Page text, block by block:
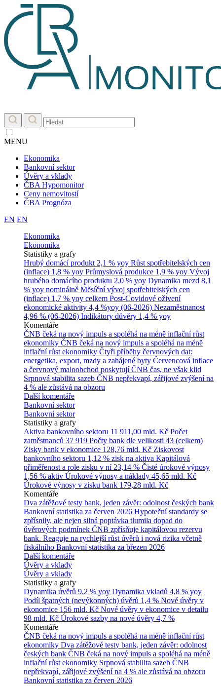
MENU
Ekonomika
Bankovní sektor
Úvěry a vklady
ČBA Hypomonitor
Ceny nemovitostí
ČBA Prognóza
EN EN
Ekonomika
Ekonomika
Statistiky a grafy
Hrubý domácí produkt 2,1 % yoy Růst spotřebitelských cen
(inflace) 1,8 % yoy Průmyslová produkce 1,9 % yoy Vývoj
hrubého domácího produktu 2,0 % yoy Dynamika mezd 8,1
% yoy nominálně Měsíční vývoj spotřebitelských cen
(inflace) 1,7 % yoy celkem Post-Covidové oživení
ekonomické aktivity 4,4 %yoy (06-2026) Nezaměstnanost
4,96 % (06-2026) Indikátory důvěry 1,4 % yoy
Komentáře
ČNB čeká na nový impuls a spoléhá na méně inflační růst
ekonomiky ČNB čeká na nový impuls a spoléhá na méně
inflační růst ekonomiky Čtyři příběhy červnových dat:
energetika, export, mzdy a zahájené byty Červencová inflace
a červnový maloobchod poskytují ČNB čas, ne však klid
Srpnová stabilita sazeb ČNB nepřekvapí, zářijové zvýšení na
4 % ale zůstává na obzoru
Další komentáře
Bankovní sektor
Bankovní sektor
Statistiky a grafy
Aktiva bankovního sektoru 11 911,00 mld. Kč Počet
zaměstnanců 37 919 Počty bank dle velikosti 43 (celkem)
Zisky bank v ekonomice 128,76 mld. Kč Ziskovost
bankovního sektoru 1,12 % zisk na aktiva Kapitálová
přiměřenost a role zisku v ní 23,14 % Čisté úrokové výnosy
1,56 % aktiv Úrokové výnosy a náklady 45,65 mld. Kč
Úrokové výnosy v zisku bank 179,28 mld. Kč
Komentáře
Dva zátěžové testy bank, jeden závěr: odolnost českých bank
Bankovní statistika za červen 2026 Hypoteční standardy se
zpřísnily, ale nejen silná poptávka tlumila dopad do
úvěrových podmínek ČNB zpřísňuje kapitálovou rezervu
bank. Reaguje na rychlejší růst úvěrů i nová rizika včetně
fiskálního Bankovní statistika za březen 2026
Další komentáře
Úvěry a vklady
Úvěry a vklady
Statistiky a grafy
Dynamika úvěrů 9,2 % yoy Dynamika vkladů 4,8 % yoy
Podíl špatných (nevýkonných) úvěrů 1,4 % Nové úvěry v
ekonomice 156 mld. Kč Nové úvěry v ekonomice v detailu
98 mld. Kč Úrokové sazby na nové úvěry 4,7 %
Komentáře
ČNB čeká na nový impuls a spoléhá na méně inflační růst
ekonomiky Dva zátěžové testy bank, jeden závěr: odolnost
českých bank ČNB čeká na nový impuls a spoléhá na méně
inflační růst ekonomiky Srpnová stabilita sazeb ČNB
nepřekvapí, zářijové zvýšení na 4 % ale zůstává na obzoru
Bankovní statistika za červen 2026